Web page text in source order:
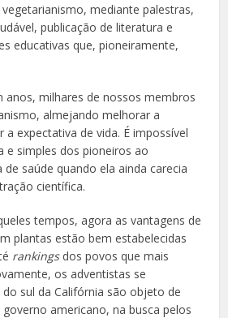
mediante palestras,
publicação de literatura e
educativas que, pioneiramente,
anos, milhares de nossos membros
almejando melhorar a
a expectativa de vida. É impossível
e simples dos pioneiros ao
saúde quando ela ainda carecia
científica.
tempos, agora as vantagens de
plantas estão bem estabelecidas
rankingsdos povos que mais
os adventistas se
sul da Califórnia são objeto de
americano, na busca pelos